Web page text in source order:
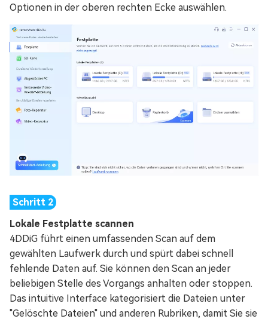
Optionen in der oberen rechten Ecke auswählen.
Lokale Festplatte scannen
4DDiG führt einen umfassenden Scan auf dem
gewählten Laufwerk durch und spürt dabei schnell
fehlende Daten auf. Sie können den Scan an jeder
beliebigen Stelle des Vorgangs anhalten oder stoppen.
Das intuitive Interface kategorisiert die Dateien unter
"Gelöschte Dateien" und anderen Rubriken, damit Sie sie